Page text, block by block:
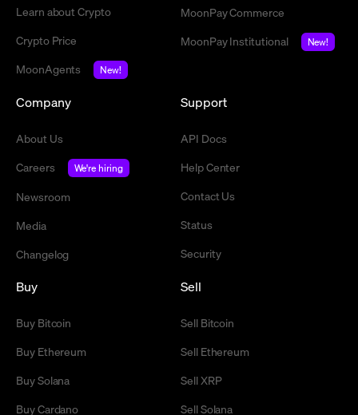
Learn about Crypto
Crypto Price
MoonAgents
New!
MoonPay Commerce
MoonPay Institutional
New!
Company
About Us
Careers
We're hiring
Newsroom
Media
Changelog
Support
API Docs
Help Center
Contact Us
Status
Security
Buy
Buy Bitcoin
Buy Ethereum
Buy Solana
Buy Cardano
Sell
Sell Bitcoin
Sell Ethereum
Sell XRP
Sell Solana